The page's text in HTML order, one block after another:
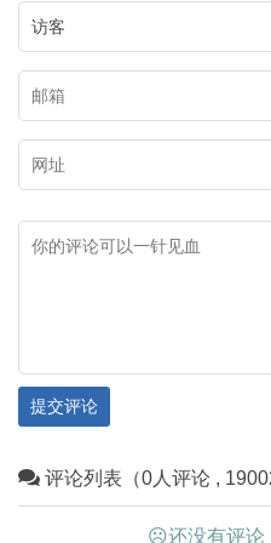
提交评论
评论列表（0人评论 ,
☹还没有评论